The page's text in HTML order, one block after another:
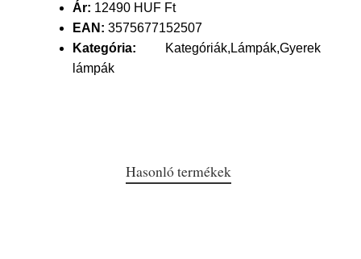
Ár: 12490 HUF Ft
EAN: 3575677152507
Kategória: Kategóriák,Lámpák,Gyerek
lámpák
Hasonló termékek